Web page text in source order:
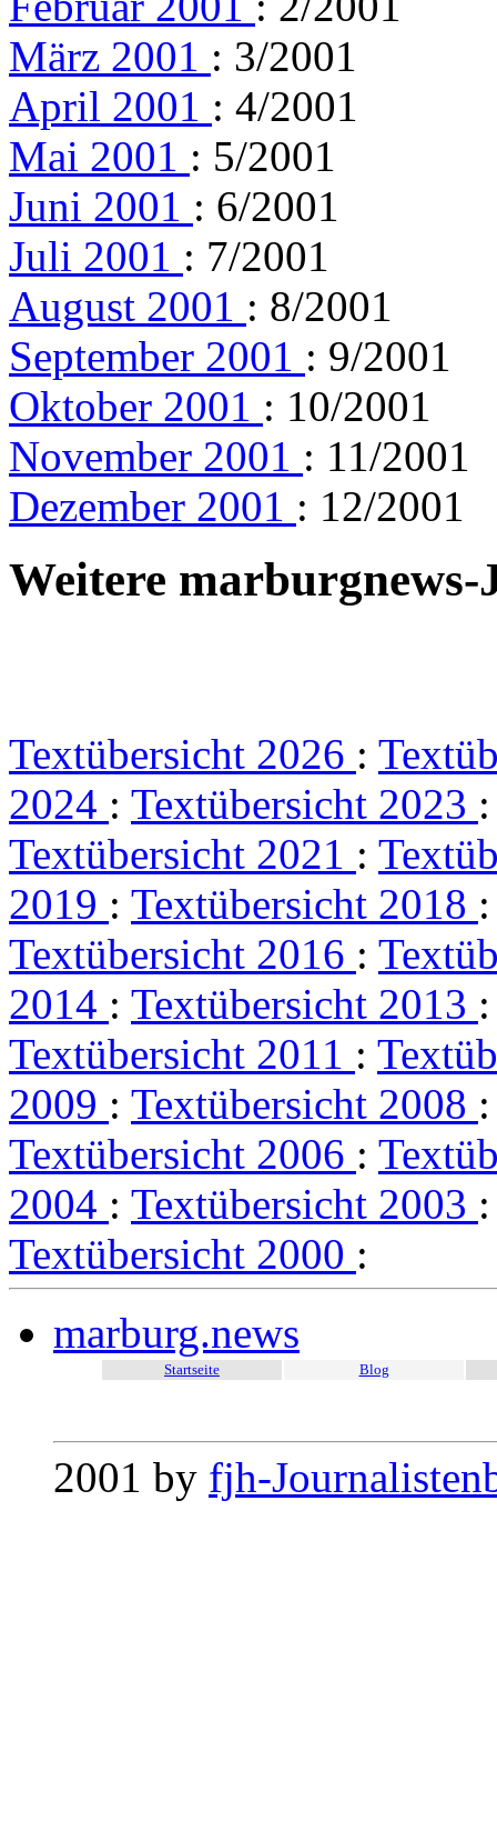
März 2001 : 3/2001
April 2001 : 4/2001
Mai 2001 : 5/2001
Juni 2001 : 6/2001
Juli 2001 : 7/2001
August 2001 : 8/2001
September 2001 : 9/2001
Oktober 2001 : 10/2001
November 2001 : 11/2001
Dezember 2001 : 12/2001
Weitere marburgnews-
Textübersicht 2026 :
2024 : Textübersicht 2023
Textübersicht 2021 :
2019 : Textübersicht 2018
Textübersicht 2016 :
2014 : Textübersicht 2013
Textübersicht 2011 :
2009 : Textübersicht 2008
Textübersicht 2006 :
2004 : Textübersicht 2003
Textübersicht 2000 :
marburg.news
Startseite Blog
2001 by fjh-